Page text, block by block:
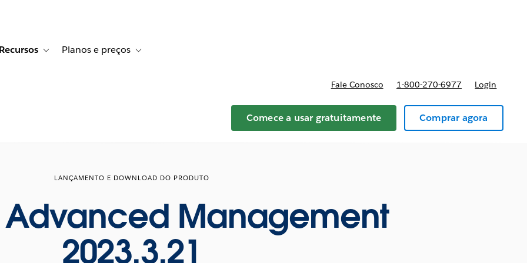
Histórias de clientes
sub-navigation for Soluções
Recursos Toggle sub-navigation for Recursos
Planos e preços Toggle sub-navigation for Planos e preços
Fale Conosco 1-800-270-6977 Login
Comece a usar gratuitamente Comprar agora
LANÇAMENTO E DOWNLOAD DO PRODUTO
Advanced Management
2023.3.21